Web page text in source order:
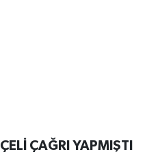
ÇAĞRI YAPMIŞTI